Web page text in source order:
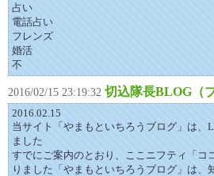
占い
電話占い
フレンズ
婚活
不
2016/02/15 23:19:32 切込隊長BLOG（
2016.02.15
当サイト「やまもといちろうブログ」は、
ました
すでにご案内のとおり、ここニフティ「コ
りました「やまもといちろうブログ」は、